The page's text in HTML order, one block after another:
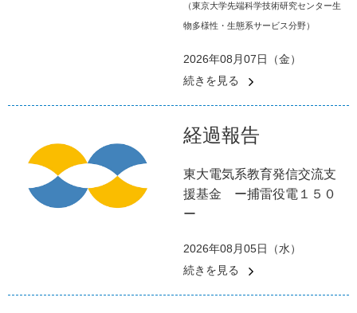
（東京大学先端科学技術研究センター生
物多様性・生態系サービス分野）
2026年08月07日（金）
続きを見る
経過報告
東大電気系教育発信交流支
援基金 ー捕雷役電１５０
ー
2026年08月05日（水）
続きを見る